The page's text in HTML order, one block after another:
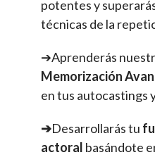
potentes y
técnicas de la
➔Aprenderás
Memorización
en tus autocastings
➔Desarrollarás tu
actoral basándote